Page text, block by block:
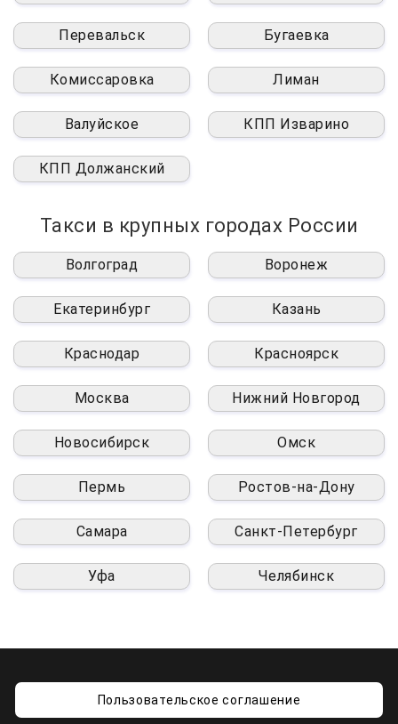
Перевальск Бугаевка
Комиссаровка Лиман
Валуйское КПП Изварино
КПП Должанский
Такси в крупных городах России
Волгоград Воронеж
Екатеринбург Казань
Краснодар Красноярск
Москва Нижний Новгород
Новосибирск Омск
Пермь Ростов-на-Дону
Самара Санкт-Петербург
Уфа Челябинск
Пользовательское соглашение